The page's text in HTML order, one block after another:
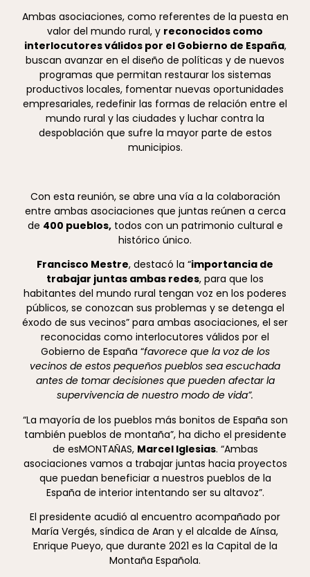
Ambas asociaciones, como referentes de la puesta en
valor del mundo rural, y reconocidos como
interlocutores válidos por el Gobierno de España,
buscan avanzar en el diseño de políticas y de nuevos
programas que permitan restaurar los sistemas
productivos locales, fomentar nuevas oportunidades
empresariales, redefinir las formas de relación entre el
mundo rural y las ciudades y luchar contra la
despoblación que sufre la mayor parte de estos
municipios.
Con esta reunión, se abre una vía a la colaboración
entre ambas asociaciones que juntas reúnen a cerca
de 400 pueblos,todos con un patrimonio cultural e
histórico único.
Francisco Mestre, destacó la “importancia de
trabajar juntas ambas redes, para que los
habitantes del mundo rural tengan voz en los poderes
públicos, se conozcan sus problemas y se detenga el
éxodo de sus vecinos” para ambas asociaciones, el ser
reconocidas como interlocutores válidos por el
Gobierno de España “favorece que la voz de los
vecinos de estos pequeños pueblos sea escuchada
antes de tomar decisiones que pueden afectar la
supervivencia de nuestro modo de vida”.
“La mayoría de los pueblos más bonitos de España son
también pueblos de montaña”, ha dicho el presidente
de esMONTAÑAS, Marcel Iglesias. “Ambas
asociaciones vamos a trabajar juntas hacia proyectos
que puedan beneficiar a nuestros pueblos de la
España de interior intentando ser su altavoz”.
El presidente acudió al encuentro acompañado por
María Vergés, síndica de Aran y el alcalde de Aínsa,
Enrique Pueyo, que durante 2021 es la Capital de la
Montaña Española.